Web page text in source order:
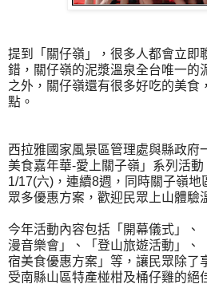
提到「關仔嶺」，很多人都會立即
錯，關仔嶺的泥漿溫泉全台唯一的
之外，關仔嶺還有很多好吃的美食
點。
西拉雅國家風景區管理處與縣政府
美食嘉年華-愛上關子嶺」系列活
1/17(六)，連續8週，同時關子嶺
眾多優惠方案，歡迎民眾上山體驗
今年活動內容包括「開幕儀式」、
漫音樂會」、「登山旅遊活動」、
宿美食優惠方案」等，讓民眾除了
受南縣山區特產椪柑及桶仔雞的絕